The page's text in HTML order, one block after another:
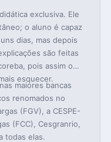
exclusiva. Ele
o aluno é capaz
dias, mas depois
são feitas
pois assim o
esquecer.
maiores bancas
renomados no
(FGV), a CESPE-
(FCC), Cesgranrio,
todas elas.